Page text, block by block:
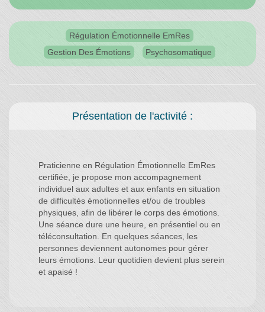
Régulation Émotionnelle EmRes
Gestion Des Émotions
Psychosomatique
Présentation de l'activité :
Praticienne en Régulation Émotionnelle EmRes
certifiée, je propose mon accompagnement
individuel aux adultes et aux enfants en situation
de difficultés émotionnelles et/ou de troubles
physiques, afin de libérer le corps des émotions.
Une séance dure une heure, en présentiel ou en
téléconsultation. En quelques séances, les
personnes deviennent autonomes pour gérer
leurs émotions. Leur quotidien devient plus serein
et apaisé !